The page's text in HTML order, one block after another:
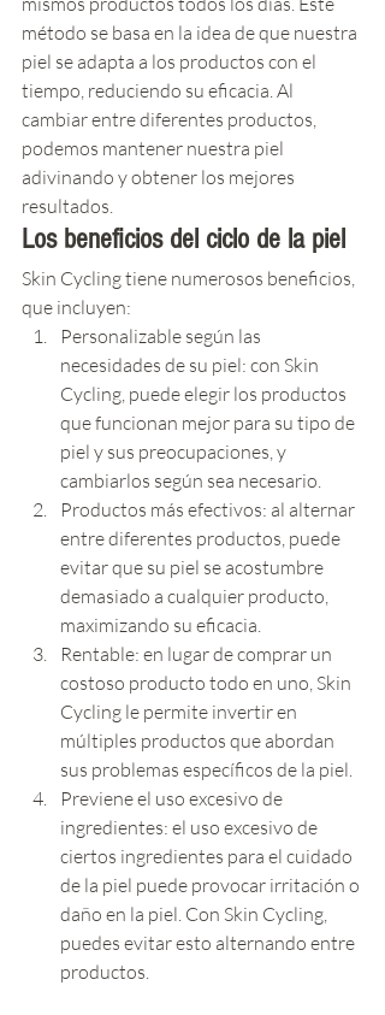
método se basa en la idea de que nuestra
piel se adapta a los productos con el
tiempo, reduciendo su eficacia. Al
cambiar entre diferentes productos,
podemos mantener nuestra piel
adivinando y obtener los mejores
resultados.
Los beneficios del ciclo de la piel
Skin Cycling tiene numerosos beneficios,
que incluyen:
Personalizable según las
necesidades de su piel: con Skin
Cycling, puede elegir los productos
que funcionan mejor para su tipo de
piel y sus preocupaciones, y
cambiarlos según sea necesario.
Productos más efectivos: al alternar
entre diferentes productos, puede
evitar que su piel se acostumbre
demasiado a cualquier producto,
maximizando su eficacia.
Rentable: en lugar de comprar un
costoso producto todo en uno, Skin
Cycling le permite invertir en
múltiples productos que abordan
sus problemas específicos de la piel.
Previene el uso excesivo de
ingredientes: el uso excesivo de
ciertos ingredientes para el cuidado
de la piel puede provocar irritación o
daño en la piel. Con Skin Cycling,
puedes evitar esto alternando entre
productos.